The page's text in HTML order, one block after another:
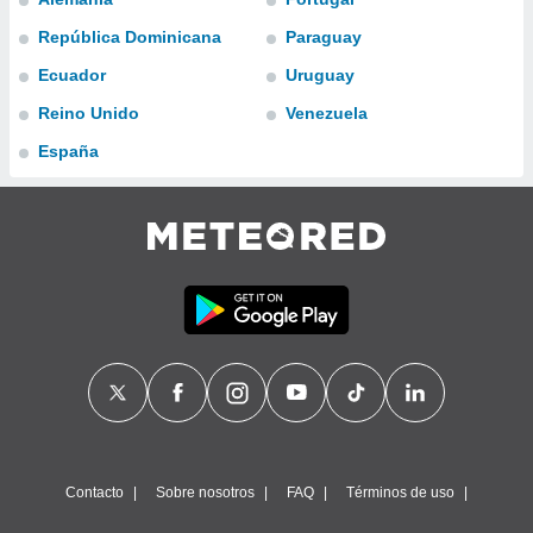
y
nuestra
cookies
República Dominicana
Ecuador
Reino Unido
España
Paraguay
Uruguay
Venezuela
Contacto Sobre nosotros FAQ Términos de uso